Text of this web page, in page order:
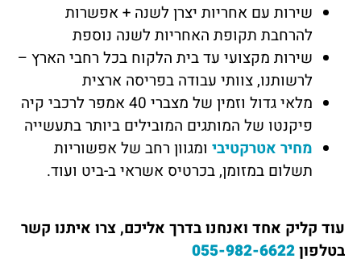
שירות עם אחריות יצרן לשנה + אפשרות
להרחבת תקופת האחריות לשנה נוספת
שירות מקצועי עד בית הלקוח בכל רחבי הארץ –
לרשותנו, צוותי עבודה בפריסה ארצית
מלאי גדול וזמין של מצברי 40 אמפר לרכבי קיה
פיקנטו של המותגים המובילים ביותר בתעשייה
מחיר אטרקטיבי ומגוון רחב של אפשוריות
תשלום במזומן, בכרטיס אשראי ב-ביט ועוד.
עוד קליק אחד ואנחנו בדרך אליכם, צרו איתנו קשר
בטלפון055-982-6622